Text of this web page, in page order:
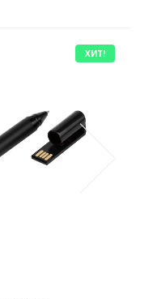
ХИТ!